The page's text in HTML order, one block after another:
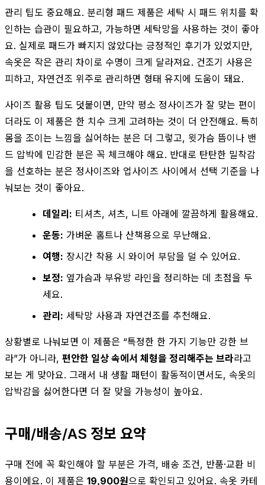
관리 팁도 중요해요. 분리형 패드 제품은 세탁 시 패드 위치를 확
인하는 습관이 필요하고, 가능하면 세탁망을 사용하는 것이 좋아
요. 실제로 패드가 빠지지 않았다는 긍정적인 후기가 있었지만,
속옷은 작은 관리 차이로 수명이 크게 달라져요. 건조기 사용은
피하고, 자연건조 위주로 관리하면 형태 유지에 도움이 돼요.
사이즈 활용 팁도 덧붙이면, 만약 평소 정사이즈가 잘 맞는 편이
더라도 이 제품은 한 치수 크게 고려하는 것이 더 안전해요. 특히
몸을 조이는 느낌을 싫어하는 분은 더 그렇고, 윗가슴 뜸이나 밴
드 압박에 민감한 분은 꼭 체크해야 해요. 반대로 탄탄한 밀착감
을 선호하는 분은 정사이즈와 업사이즈 사이에서 선택 기준을 나
눠보는 것이 좋아요.
데일리: 티셔츠, 셔츠, 니트 아래에 깔끔하게 활용해요.
운동: 가벼운 홈트나 산책용으로 무난해요.
여행: 장시간 착용 시 와이어 부담을 덜 수 있어요.
보정: 옆가슴과 부유방 라인을 정리하는 데 초점을 두
세요.
관리: 세탁망 사용과 자연건조를 추천해요.
상황별로 나눠보면 이 제품은 “특정한 한 가지 기능만 강한 브
라”가 아니라, 편안한 일상 속에서 체형을 정리해주는 브라라고
보는 게 맞아요. 그래서 내 생활 패턴이 활동적이면서도, 속옷의
압박감을 싫어한다면 더 잘 맞을 가능성이 높아요.
구매/배송/AS 정보 요약
구매 전에 꼭 확인해야 할 부분은 가격, 배송 조건, 반품·교환 비
용이에요. 이 제품은 19,900원으로 확인되고 있어요. 속옷 카테